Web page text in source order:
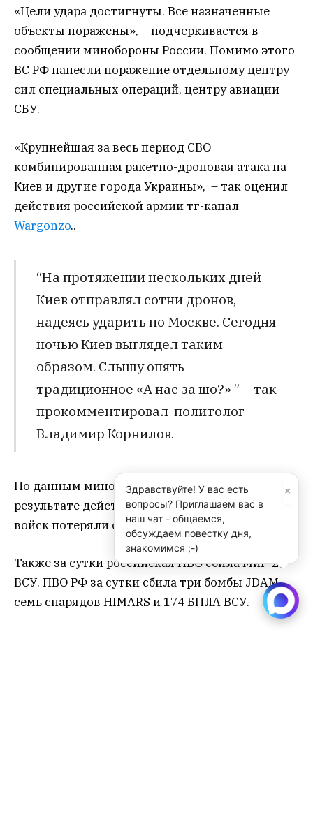
«Цели удара достигнуты. Все назначенные
объекты поражены», – подчеркивается в
сообщении минобороны России. Помимо этого
ВС РФ нанесли поражение отдельному центру
сил специальных операций, центру авиации
СБУ.
«Крупнейшая за весь период СВО
комбинированная ракетно-дроновая атака на
Киев и другие города Украины», – так оценил
действия российской армии тг-канал
Wargonzo..
“На протяжении нескольких дней
Киев отправлял сотни дронов,
надеясь ударить по Москве. Сегодня
ночью Киев выглядел таким
образом. Слышу опять
традиционное «А нас за шо?» ” – так
прокомментировал политолог
Владимир Корнилов.
По данным минобороны России, ВСУ за сутки в
результате действий российских группировок
войск потеряли около 1 330 военных.
Также за сутки российская ПВО сбила МиГ-29
ВСУ. ПВО РФ за сутки сбила три бомбы JDAM,
семь снарядов HIMARS и 174 БПЛА ВСУ.
×
Здравствуйте! У вас есть
вопросы? Приглашаем вас в
наш чат - общаемся,
обсуждаем повестку дня,
знакомимся ;-)